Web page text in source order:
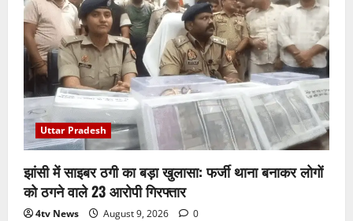
Uttar Pradesh
झांसी में साइबर ठगी का बड़ा खुलासा: फर्जी थाना बनाकर लोगों
को ठगने वाले 23 आरोपी गिरफ्तार
4tv News August 9, 2026 0